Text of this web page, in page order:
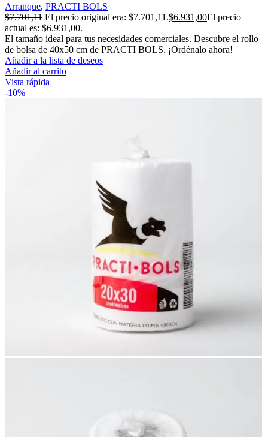
Arranque, PRACTI BOLS
$7.701,11 El precio original era: $7.701,11.$6.931,00El precio
actual es: $6.931,00.
El tamaño ideal para tus necesidades comerciales. Descubre el rollo
de bolsa de 40x50 cm de PRACTI BOLS. ¡Ordénalo ahora!
Añadir a la lista de deseos
Añadir al carrito
Vista rápida
-10%